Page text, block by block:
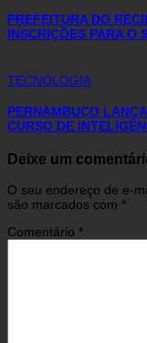
PREFEITURA DO
INSCRIÇÕES PARA O
TECNOLOGIA
PERNAMBUCO
CURSO DE
Deixe um
O seu endereço de e-
são marcados com *
Comentário *